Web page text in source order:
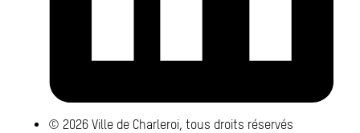
© 2026 Ville de Charleroi, tous droits réservés